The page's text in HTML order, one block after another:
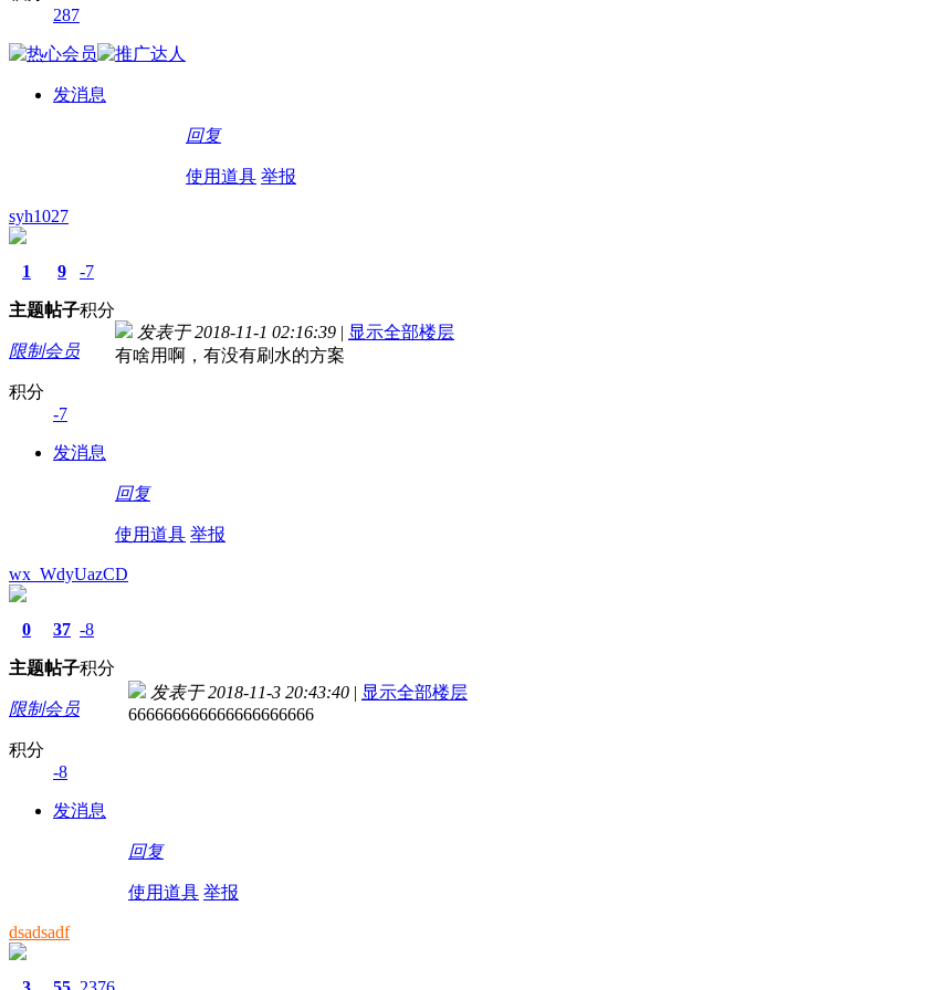
287
发消息
回复
使用道具 举报
syh1027
1
主题
9
帖子
-7
积分
限制会员
积分
-7
发消息
发表于 2018-11-1 02:16:39 | 显示全部楼层
有啥用啊，有没有刷水的方案
回复
使用道具 举报
wx_WdyUazCD
0
主题
37
帖子
-8
积分
限制会员
积分
-8
发消息
发表于 2018-11-3 20:43:40 | 显示全部楼层
666666666666666666666
回复
使用道具 举报
dsadsadf